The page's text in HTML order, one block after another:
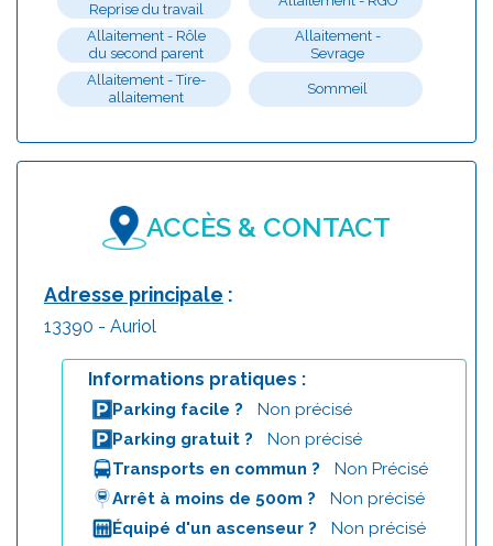
Reprise du travail
Allaitement - Rôle
du second parent
Allaitement -
Sevrage
Allaitement - Tire-
allaitement
Sommeil
ACCÈS & CONTACT
Adresse principale :
13390 - Auriol
Informations pratiques :
Parking facile ? Non précisé
Parking gratuit ? Non précisé
Transports en commun ? Non Précisé
Arrêt à moins de 500m ? Non précisé
Équipé d'un ascenseur ? Non précisé